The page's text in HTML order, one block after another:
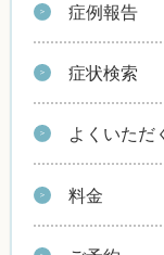
症例報告
症状検索
よくいただ
料金